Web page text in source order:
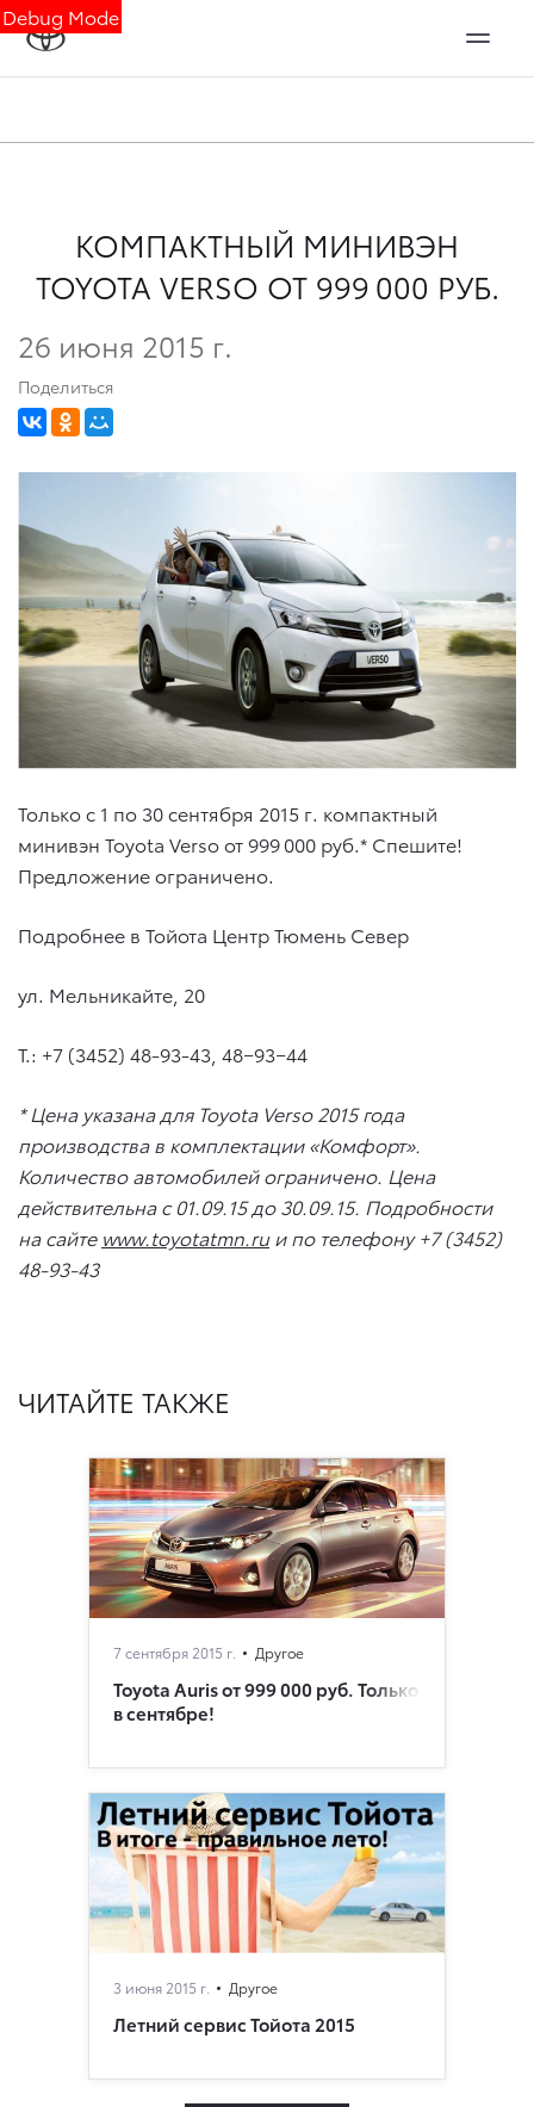
Debug Mode
КОМПАКТНЫЙ МИНИВЭН
TOYOTA VERSO ОТ 999 000 РУБ.
26 июня 2015 г.
Поделиться
Только с 1 по 30 сентября 2015 г. компактный
минивэн Toyota Verso от 999 000 руб.* Спешите!
Предложение ограничено.
Подробнее в Тойота Центр Тюмень Север
ул. Мельникайте, 20
Т.: +7 (3452) 48-93-43 , 48−93−44
* Цена указана для Toyota Verso 2015 года
производства в комплектации «Комфорт».
Количество автомобилей ограничено. Цена
действительнас 01.09.15 до 30.09.15. Подробности
на сайте www.toyotatmn.ru и по телефону+7 (3452)
48-93-43
ЧИТАЙТЕ ТАКЖЕ
7 сентября 2015 г. Другое
Toyota Auris от 999 000 руб. Только
в сентябре!
3 июня 2015 г. Другое
Летний сервис Тойота 2015